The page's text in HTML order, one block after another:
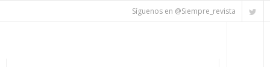
Síguenos en @Siempre_revista